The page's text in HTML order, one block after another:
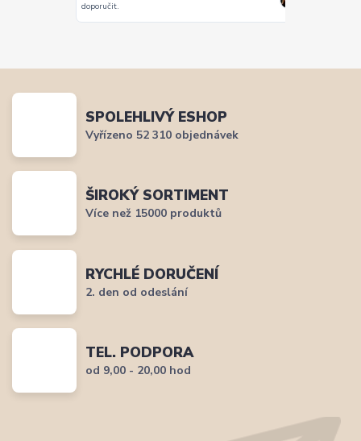
doporučit.
SPOLEHLIVÝ ESHOP
Vyřízeno 52 310 objednávek
ŠIROKÝ SORTIMENT
Více než 15000 produktů
RYCHLÉ DORUČENÍ
2. den od odeslání
TEL. PODPORA
od 9,00 - 20,00 hod